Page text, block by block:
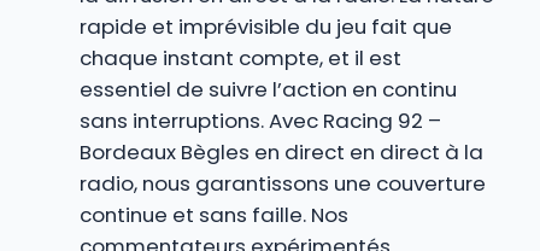
rapide et imprévisible du jeu fait que
chaque instant compte, et il est
essentiel de suivre l’action en continu
sans interruptions. Avec Racing 92 –
Bordeaux Bègles en direct en direct à la
radio, nous garantissons une couverture
continue et sans faille. Nos